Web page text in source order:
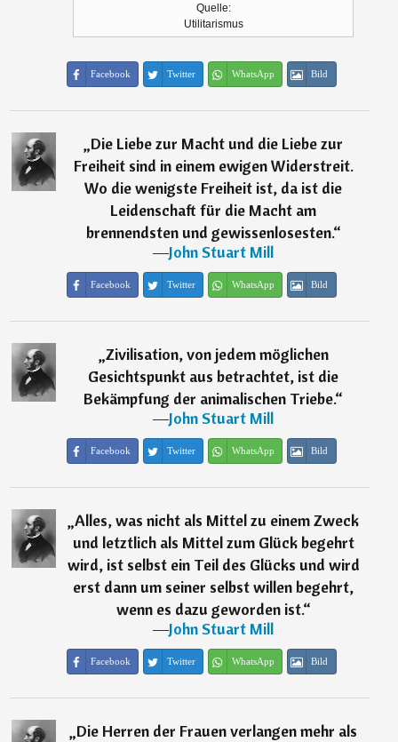
Quelle:
Utilitarismus
Facebook Twitter WhatsApp Bild
„Die Liebe zur Macht und die Liebe zur
Freiheit sind in einem ewigen Widerstreit.
Wo die wenigste Freiheit ist, da ist die
Leidenschaft für die Macht am
brennendsten und gewissenlosesten.“
―John Stuart Mill
Facebook Twitter WhatsApp Bild
„Zivilisation, von jedem möglichen
Gesichtspunkt aus betrachtet, ist die
Bekämpfung der animalischen Triebe.“
―John Stuart Mill
Facebook Twitter WhatsApp Bild
„Alles, was nicht als Mittel zu einem Zweck
und letztlich als Mittel zum Glück begehrt
wird, ist selbst ein Teil des Glücks und wird
erst dann um seiner selbst willen begehrt,
wenn es dazu geworden ist.“
―John Stuart Mill
Facebook Twitter WhatsApp Bild
„Die Herren der Frauen verlangen mehr als